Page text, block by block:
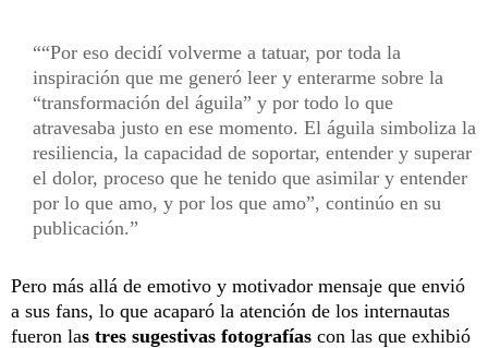
“Por eso decidí volverme a tatuar, por toda la
inspiración que me generó leer y enterarme sobre la
“transformación del águila” y por todo lo que
atravesaba justo en ese momento. El águila simboliza la
resiliencia, la capacidad de soportar, entender y superar
el dolor, proceso que he tenido que asimilar y entender
por lo que amo, y por los que amo”, continúo en su
publicación.
Pero más allá de emotivo y motivador mensaje que envió
a sus fans, lo que acaparó la atención de los internautas
fueron las tres sugestivas fotografías con las que exhibió